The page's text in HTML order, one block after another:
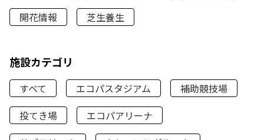
開花情報
芝生養生
施設カテゴリ
すべて エコパスタジアム
補助競技場
投てき場
エコパアリーナ